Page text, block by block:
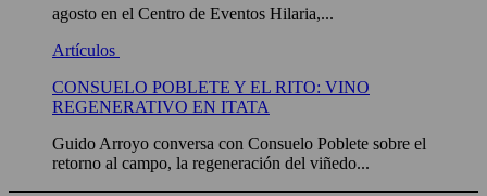
agosto en el Centro de Eventos Hilaria,...
Artículos
CONSUELO POBLETE Y EL RITO: VINO
REGENERATIVO EN ITATA
Guido Arroyo conversa con Consuelo Poblete sobre el
retorno al campo, la regeneración del viñedo...